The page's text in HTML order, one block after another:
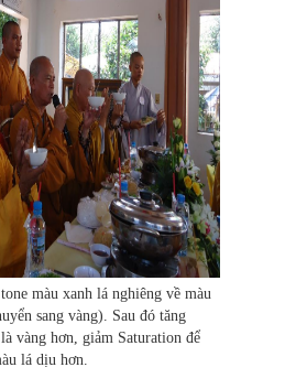
màu xanh lá nghiêng về màu
sang vàng). Sau đó tăng
vàng hơn, giảm Saturation để
lá dịu hơn.